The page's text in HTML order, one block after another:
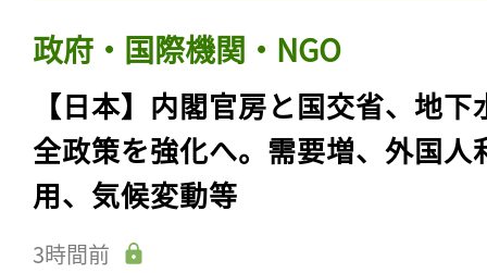
政府・国際機関・NGO
【日本】内閣官房と国交省、地下
全政策を強化へ。需要増、外国人
用、気候変動等
3時間前